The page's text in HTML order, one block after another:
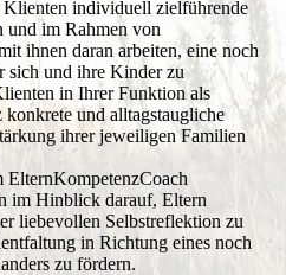
Klienten individuell zielführende
und im Rahmen von
ihnen daran arbeiten, eine noch
sich und ihre Kinder zu
in Ihrer Funktion als
und alltagstaugliche
ihrer jeweiligen Familien
im Hinblick darauf, Eltern
liebevollen Selbstreflektion zu
in Richtung eines noch
zu fördern.